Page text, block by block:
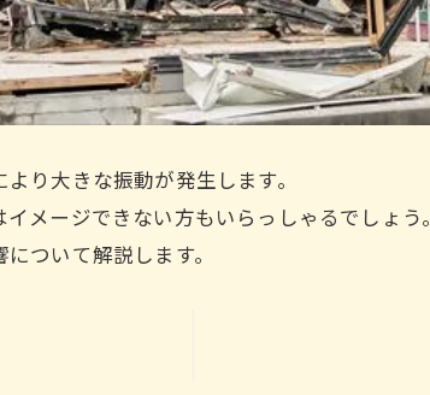
り大きな振動が発生します。
メージできない方もいらっしゃるでしょう。
ついて解説します。